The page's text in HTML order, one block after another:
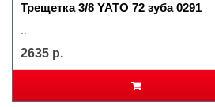
Трещетка 3/8 YATO 72 зуба 0291
2635 р.